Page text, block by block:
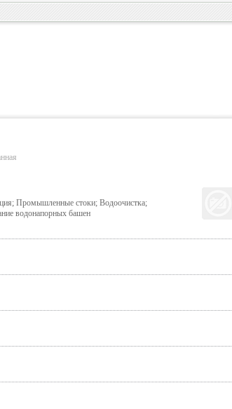
Промышленные стоки; Водоочистка;
водонапорных башен